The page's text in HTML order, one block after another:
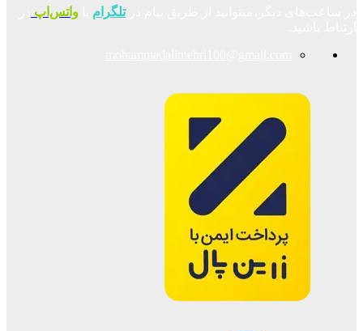
در ساعت‌های دیگر،میتوانید از طریق پیام درتلگرام واتس‌اپ